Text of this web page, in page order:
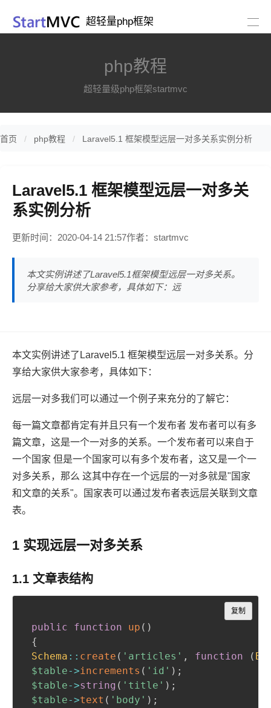
超轻量php框架
php教程
超轻量级php框架startmvc
首页 php教程 Laravel5.1 框架模型远层一对多关系实例分析
Laravel5.1 框架模型远层一对多关
系实例分析
更新时间：2020-04-14 21:57作者：startmvc
本文实例讲述了Laravel5.1框架模型远层一对多关系。
分享给大家供大家参考，具体如下：远
本文实例讲述了Laravel5.1 框架模型远层一对多关系。分
享给大家供大家参考，具体如下：
远层一对多我们可以通过一个例子来充分的了解它：
每一篇文章都肯定有并且只有一个发布者 发布者可以有多
篇文章，这是一个一对多的关系。一个发布者可以来自于
一个国家 但是一个国家可以有多个发布者，这又是一个一
对多关系，那么 这其中存在一个远层的一对多就是"国家
和文章的关系"。国家表可以通过发布者表远层关联到文章
表。
1 实现远层一对多关系
1.1 文章表结构
public function up ( )
{
Schema :: create ( 'articles' , function (
$table->increments ( 'id' ) ;
$table->string ( 'title' ) ;
$table->text ( 'body' ) ;
复制
Copy